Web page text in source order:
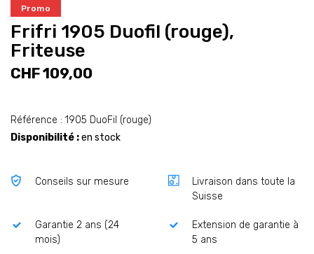
Promo
Frifri 1905 Duofil (rouge),
Friteuse
CHF 109,00
Référence : 1905 DuoFil (rouge)
Disponibilité :en stock
Conseils sur mesure
Livraison dans toute la
Suisse
Garantie 2 ans (24
mois)
Extension de garantie à
5 ans